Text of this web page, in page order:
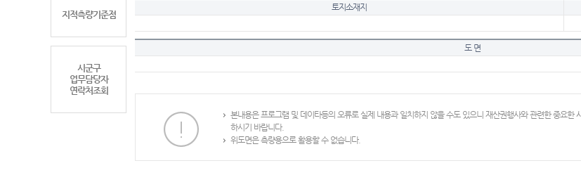
지적측량기준점
시군구
업무담당자
연락처조회
토지소재지
도 면
본내용은 프로그램 및 데이타등의 오류로 실제 내용과 일치하지 않을 수도 있으니 재산권행사와 관련한 중요한
하시기 바랍니다.
위도면은 측량용으로 활용할 수 없습니다.